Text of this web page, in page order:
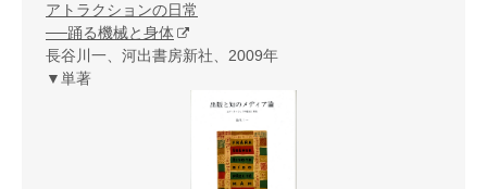
アトラクションの日常
──踊る機械と身体
長谷川一、河出書房新社、2009年
▼単著